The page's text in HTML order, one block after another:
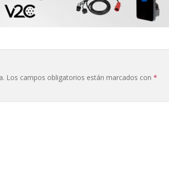
Los campos obligatorios están marcados con *